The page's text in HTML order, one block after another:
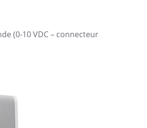
(0-10 VDC – connecteur